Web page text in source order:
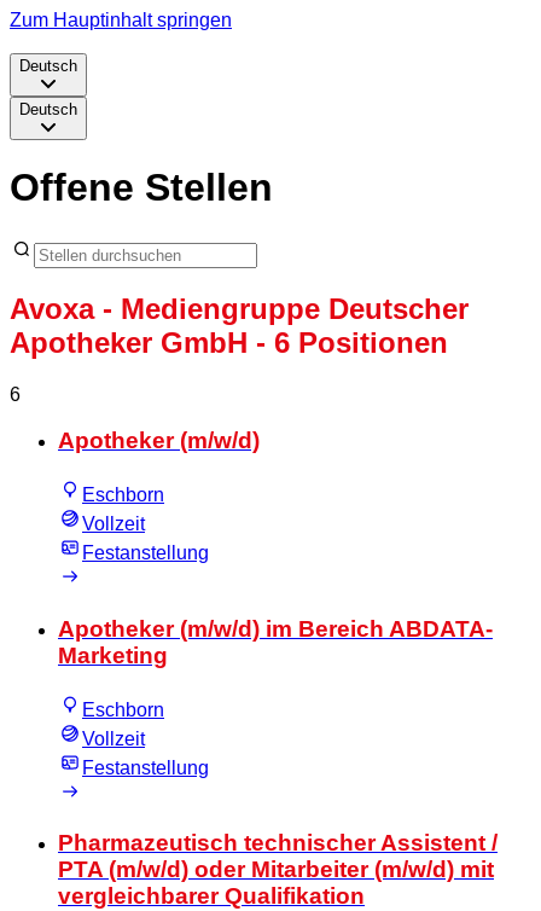
Zum Hauptinhalt springen
Deutsch
Deutsch
Offene Stellen
Avoxa - Mediengruppe Deutscher
Apotheker GmbH - 6 Positionen
6
Apotheker (m/w/d)
Eschborn
Vollzeit
Festanstellung
Apotheker (m/w/d) im Bereich ABDATA-
Marketing
Eschborn
Vollzeit
Festanstellung
Pharmazeutisch technischer Assistent /
PTA (m/w/d) oder Mitarbeiter (m/w/d) mit
vergleichbarer Qualifikation